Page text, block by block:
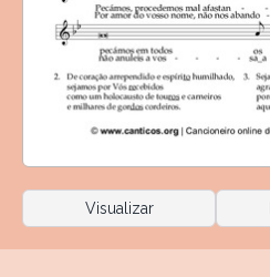
Visualizar